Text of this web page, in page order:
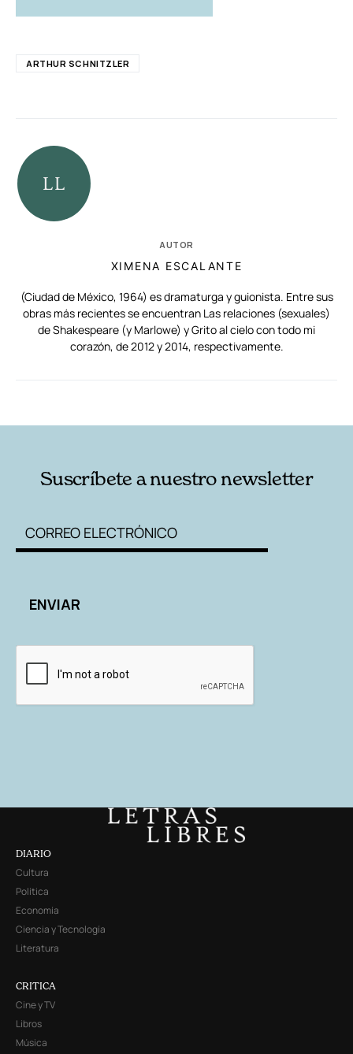
ARTHUR SCHNITZLER
AUTOR
XIMENA ESCALANTE
(Ciudad de México, 1964) es dramaturga y guionista. Entre sus
obras más recientes se encuentran Las relaciones (sexuales)
de Shakespeare (y Marlowe) y Grito al cielo con todo mi
corazón, de 2012 y 2014, respectivamente.
Suscríbete a nuestro newsletter
DIARIO
Cultura
Política
Economía
Ciencia y Tecnología
Literatura
CRITICA
Cine y TV
Libros
Música